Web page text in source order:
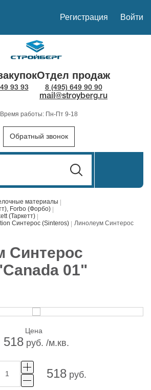
Регистрация Войти
93 93
Отдел продаж
8 (495) 649 90 90
mail@stroyberg.ru
Время работы: Пн-Пт 9-18
Обратный звонок
материалы
Forbo (Форбо)
(Таркетт)
Синтерос (Sinteros)
Линолеум Синтерос
Синтерос
01"
Цена
518 руб. /м.кв.
518руб.